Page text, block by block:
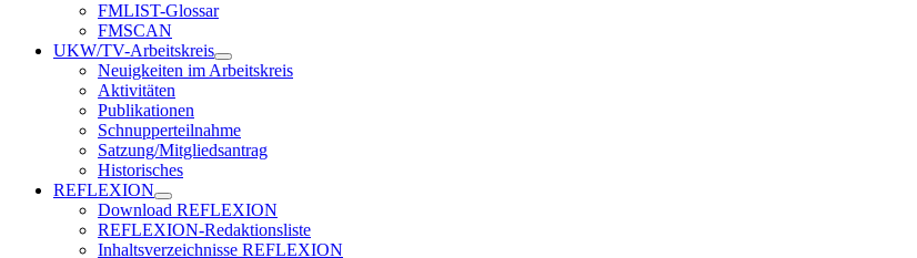
FMLIST-Glossar
FMSCAN
UKW/TV-Arbeitskreis
Neuigkeiten im Arbeitskreis
Aktivitäten
Publikationen
Schnupperteilnahme
Satzung/Mitgliedsantrag
Historisches
REFLEXION
Download REFLEXION
REFLEXION-Redaktionsliste
Inhaltsverzeichnisse REFLEXION